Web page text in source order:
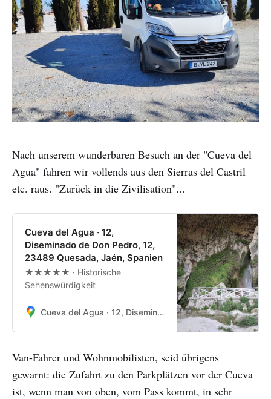
Nach unserem wunderbaren Besuch an der "Cueva del
Agua" fahren wir vollends aus den Sierras del Castril
etc. raus. "Zurück in die Zivilisation"...
Cueva del Agua · 12,
Diseminado de Don Pedro, 12,
23489 Quesada, Jaén, Spanien
★★★★★ · Historische
Sehenswürdigkeit
Cueva del Agua · 12, Diseminado de Don Pedro, 12, 23489 Quesada, Jaén, Spanien
Van-Fahrer und Wohnmobilisten, seid übrigens
gewarnt: die Zufahrt zu den Parkplätzen vor der Cueva
ist, wenn man von oben, vom Pass kommt, in sehr